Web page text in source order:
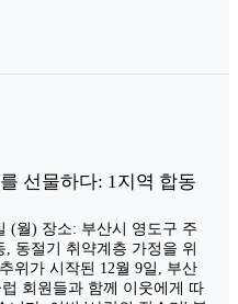
선물하다: 1지역 합동
(월) 장소: 부산시 영도구 주
동절기 취약계층 가정을 위
위가 시작된 12월 9일, 부산
회원들과 함께 이웃에게 따